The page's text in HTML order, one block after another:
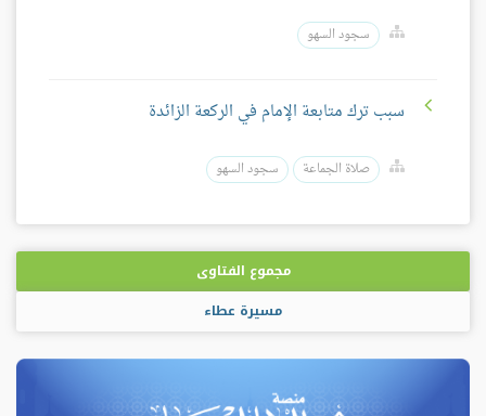
سجود السهو
سبب ترك متابعة الإمام في الركعة الزائدة
صلاة الجماعة سجود السهو
مجموع الفتاوى
مسيرة عطاء